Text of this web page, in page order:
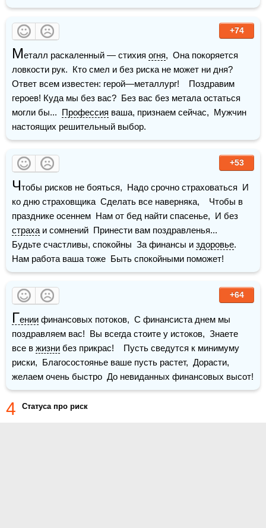
+74
Металл раскаленный — стихия огня,  Она покоряется
ловкости рук.  Кто смел и без риска не может ни дня?
Ответ всем известен: герой—металлург!    Поздравим
героев! Куда мы без вас?  Без вас без метала остаться
могли бы... Профессия ваша, признаем сейчас,  Мужчин
настоящих решительный выбор.
+53
Чтобы рисков не бояться,  Надо срочно страховаться  И
ко дню страховщика  Сделать все наверняка,    Чтобы в
страха и сомнений  Принести вам поздравленья...
Будьте счастливы, спокойны  За финансы и здоровье.
Нам работа ваша тоже  Быть спокойными поможет!
+64
Гении финансовых потоков,  С финансиста днем мы
поздравляем вас!  Вы всегда стоите у истоков,  Знаете
все в жизни без прикрас!    Пусть сведутся к минимуму
риски,  Благосостоянье ваше пусть растет,  Дорасти,
желаем очень быстро  До невиданных финансовых высот!
4 Статуса про риск